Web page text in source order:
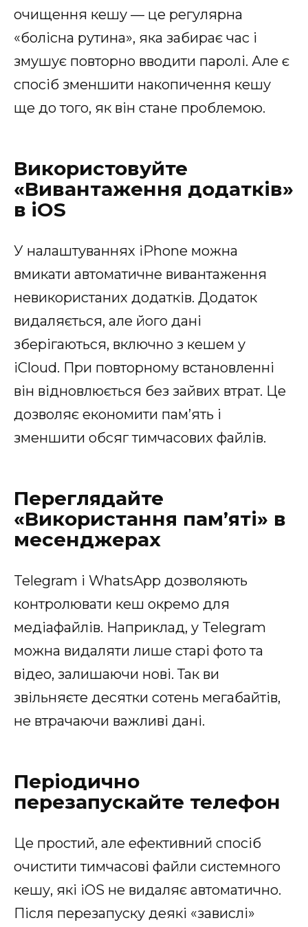
очищення кешу — це регулярна
«болісна рутина», яка забирає час і
змушує повторно вводити паролі. Але є
спосіб зменшити накопичення кешу
ще до того, як він стане проблемою.
Використовуйте
«Вивантаження додатків»
в iOS
У налаштуваннях iPhone можна
вмикати автоматичне вивантаження
невикористаних додатків. Додаток
видаляється, але його дані
зберігаються, включно з кешем у
iCloud. При повторному встановленні
він відновлюється без зайвих втрат. Це
дозволяє економити пам’ять і
зменшити обсяг тимчасових файлів.
Переглядайте
«Використання пам’яті» в
месенджерах
Telegram і WhatsApp дозволяють
контролювати кеш окремо для
медіафайлів. Наприклад, у Telegram
можна видаляти лише старі фото та
відео, залишаючи нові. Так ви
звільняєте десятки сотень мегабайтів,
не втрачаючи важливі дані.
Періодично
перезапускайте телефон
Це простий, але ефективний спосіб
очистити тимчасові файли системного
кешу, які iOS не видаляє автоматично.
Після перезапуску деякі «завислі»